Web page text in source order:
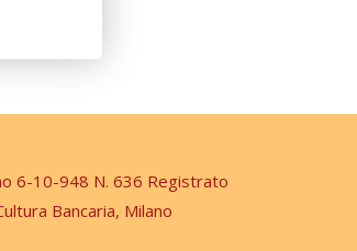
6-10-948 N. 636 Registrato
Bancaria, Milano